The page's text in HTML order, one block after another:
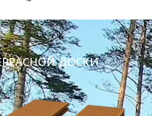
ДОСКИ